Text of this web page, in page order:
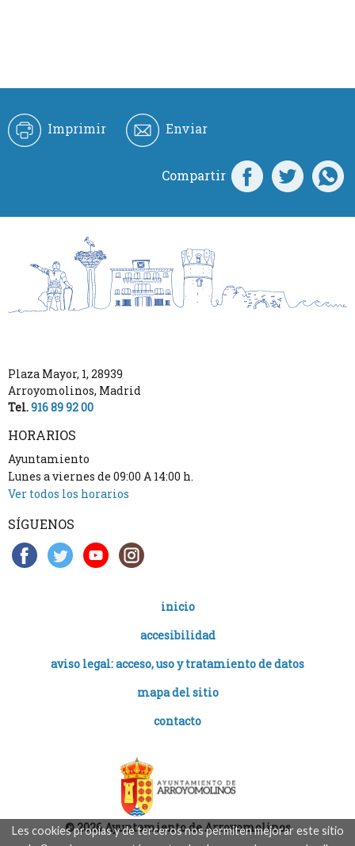
Les cookies propias y de terceros nos permiten mejorar este sitio
Imprimir Enviar
Compartir
Plaza Mayor, 1, 28939
Arroyomolinos, Madrid
Tel.916 89 92 00
HORARIOS
Ayuntamiento
Lunes a viernes de 09:00 A 14:00 h.
Ver todos los horarios
SÍGUENOS
inicio
accesibilidad
aviso legal: acceso, uso y tratamiento de datos
mapa del sitio
contacto
© 2026 Ayuntamiento de Arroyomolinos